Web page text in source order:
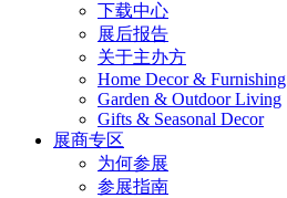
下载中心
展后报告
关于主办方
Home Decor & Furnishing
Garden & Outdoor Living
Gifts & Seasonal Decor
展商专区
为何参展
参展指南